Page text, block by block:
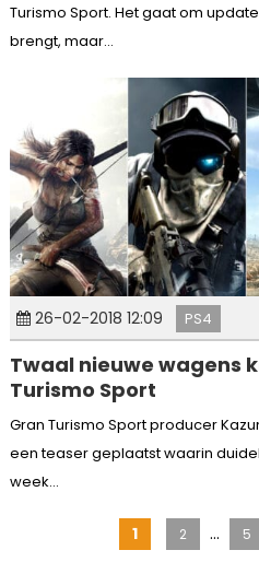
Turismo Sport. Het gaat om
brengt, maar...
26-02-2018 12:09 PS4
Twaal nieuwe wagens
Turismo Sport
Gran Turismo Sport producer
een teaser geplaatst waarin
week...
Berichten
1 2 … 5